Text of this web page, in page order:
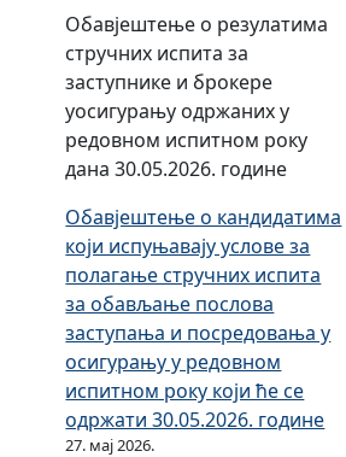
е
т
и
ч
к
и
п
р
а
в
и
л
а
в
и
л
а
з
а
а
п
о
с
л
е
н
е
Обавјештење о резулатима
стручних испита за
заступнике и брокере
уосигурању одржаних у
редовном испитном року
дана 30.05.2026. године
Обавјештење о кандидатима
који испуњавају услове за
полагање стручних испита
за обављање послова
заступања и посредовања у
осигурању у редовном
испитном року који ће се
одржати 30.05.2026. године
27. мај 2026.